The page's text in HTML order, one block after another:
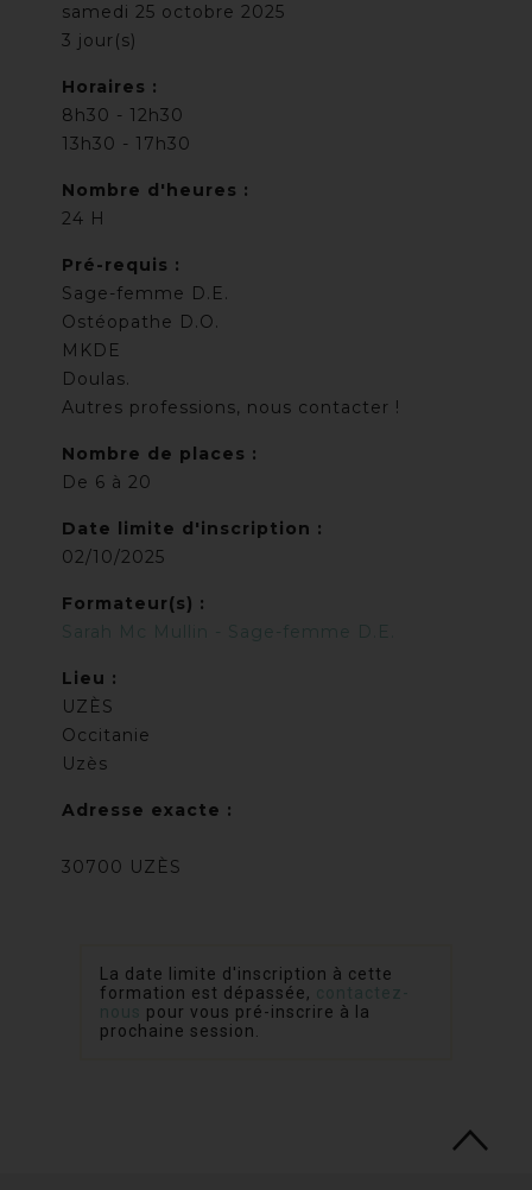
samedi 25 octobre 2025
3 jour(s)
Horaires :
8h30 - 12h30
13h30 - 17h30
Nombre d'heures :
24 H
Pré-requis :
Sage-femme D.E.
Ostéopathe D.O.
MKDE
Doulas.
Autres professions, nous contacter !
Nombre de places :
De 6 à 20
Date limite d'inscription :
02/10/2025
Formateur(s) :
Sarah Mc Mullin - Sage-femme D.E.
Lieu :
UZÈS
Occitanie
Uzès
Adresse exacte :
30700 UZÈS
La date limite d'inscription à cette
formation est dépassée, contactez-
nous pour vous pré-inscrire à la
prochaine session.